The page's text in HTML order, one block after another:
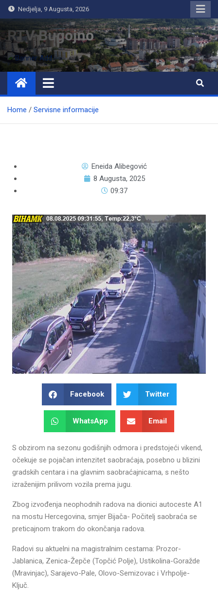
Nedjelja, 9 Augusta, 2026
RTV Bugojno
Home Servisne informacije
Eneida Alibegović
8 Augusta, 2025
09:37
Facebook Twitter
WhatsApp Email
S obzirom na sezonu godišnjih odmora i predstojeći vikend,
očekuje se pojačan intenzitet saobraćaja, posebno u blizini
gradskih centara i na glavnim saobraćajnicama, s nešto
izraženijim prilivom vozila prema jugu.
Zbog izvođenja neophodnih radova na dionici autoceste A1
na mostu Hercegovina, smjer Bijača- Počitelj saobraća se
preticajnom trakom do okončanja radova.
Radovi su aktuelni na magistralnim cestama: Prozor-
Jablanica, Zenica-Žepče (Topčić Polje), Ustikolina-Goražde
(Mravinjac), Sarajevo-Pale, Olovo-Semizovac i Vrhpolje-
Ključ.